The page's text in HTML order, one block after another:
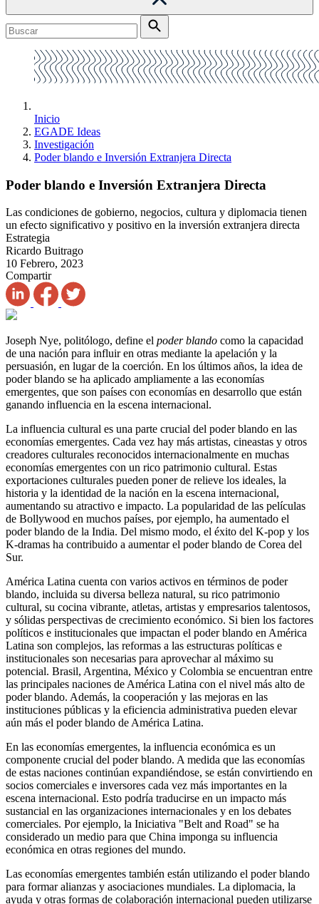
Inicio
EGADE Ideas
Investigación
Poder blando e Inversión Extranjera Directa
Poder blando e Inversión Extranjera Directa
Las condiciones de gobierno, negocios, cultura y diplomacia tienen
un efecto significativo y positivo en la inversión extranjera directa
Estrategia
Ricardo Buitrago
10 Febrero, 2023
Compartir
Joseph Nye, politólogo, define el poder blando como la capacidad
de una nación para influir en otras mediante la apelación y la
persuasión, en lugar de la coerción. En los últimos años, la idea de
poder blando se ha aplicado ampliamente a las economías
emergentes, que son países con economías en desarrollo que están
ganando influencia en la escena internacional.
La influencia cultural es una parte crucial del poder blando en las
economías emergentes. Cada vez hay más artistas, cineastas y otros
creadores culturales reconocidos internacionalmente en muchas
economías emergentes con un rico patrimonio cultural. Estas
exportaciones culturales pueden poner de relieve los ideales, la
historia y la identidad de la nación en la escena internacional,
aumentando su atractivo e impacto. La popularidad de las películas
de Bollywood en muchos países, por ejemplo, ha aumentado el
poder blando de la India. Del mismo modo, el éxito del K-pop y los
K-dramas ha contribuido a aumentar el poder blando de Corea del
Sur.
América Latina cuenta con varios activos en términos de poder
blando, incluida su diversa belleza natural, su rico patrimonio
cultural, su cocina vibrante, atletas, artistas y empresarios talentosos,
y sólidas perspectivas de crecimiento económico. Si bien los factores
políticos e institucionales que impactan el poder blando en América
Latina son complejos, las reformas a las estructuras políticas e
institucionales son necesarias para aprovechar al máximo su
potencial. Brasil, Argentina, México y Colombia se encuentran entre
las principales naciones de América Latina con el nivel más alto de
poder blando. Además, la cooperación y las mejoras en las
instituciones públicas y la eficiencia administrativa pueden elevar
aún más el poder blando de América Latina.
En las economías emergentes, la influencia económica es un
componente crucial del poder blando. A medida que las economías
de estas naciones continúan expandiéndose, se están convirtiendo en
socios comerciales e inversores cada vez más importantes en la
escena internacional. Esto podría traducirse en un impacto más
sustancial en las organizaciones internacionales y en los debates
comerciales. Por ejemplo, la Iniciativa "Belt and Road" se ha
considerado un medio para que China imponga su influencia
económica en otras regiones del mundo.
Las economías emergentes también están utilizando el poder blando
para formar alianzas y asociaciones mundiales. La diplomacia, la
ayuda y otras formas de colaboración internacional pueden utilizarse